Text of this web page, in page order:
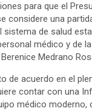
para que el
considere una
de salud
médico y de
Medrano
de acuerdo en el
contar con una
médico moderno,